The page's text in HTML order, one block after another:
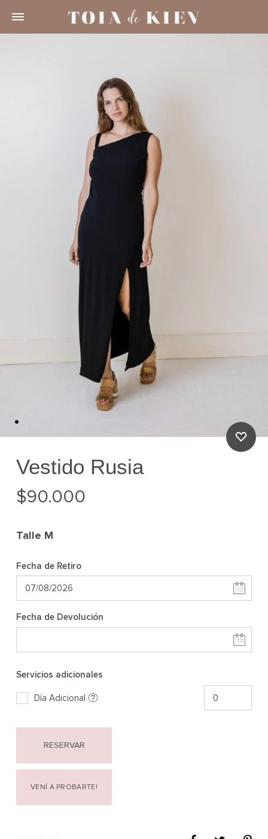
Vestido Rusia
$90.000
Talle M
Fecha de Retiro
Fecha de Devolución
Servicios adicionales
Día Adicional
RESERVAR
VENÍ A PROBARTE!